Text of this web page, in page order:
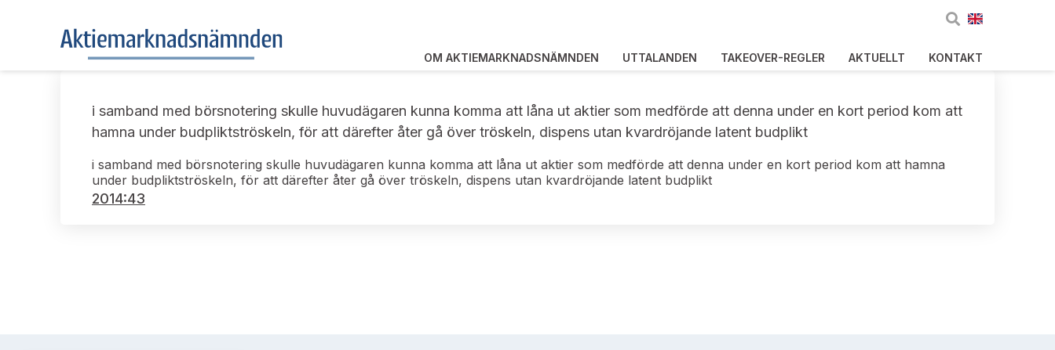
OM AKTIEMARKNADSNÄMNDEN UTTALANDEN TAKEOVER-REGLER AKTUELLT KONTAKT
i samband med börsnotering skulle huvudägaren kunna komma att låna ut aktier som medförde att denna under en kort period kom att
hamna under budpliktströskeln, för att därefter åter gå över tröskeln, dispens utan kvardröjande latent budplikt
i samband med börsnotering skulle huvudägaren kunna komma att låna ut aktier som medförde att denna under en kort period kom att hamna
under budpliktströskeln, för att därefter åter gå över tröskeln, dispens utan kvardröjande latent budplikt
2014:43